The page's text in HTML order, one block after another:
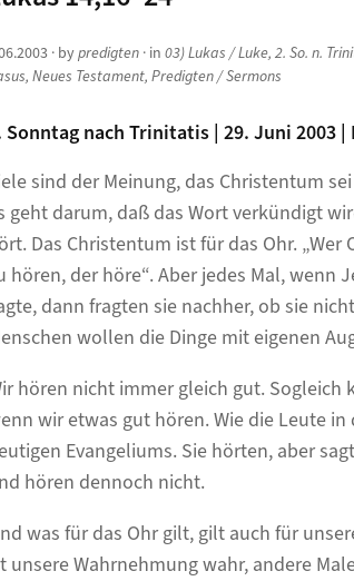
· bypredigten · in 03) Lukas / Luke, 2. So. n.
, Neues Testament, Predigten / Sermons
Sonntag nach Trinitatis | 29. Juni 2003 |
sind der Meinung, das Christentum
geht darum, daß das Wort verkündigt
Das Christentum ist für das Ohr. „Wer
hören, der höre“. Aber jedes Mal, wenn
dann fragten sie nachher, ob sie
wollen die Dinge mit eigenen
hören nicht immer gleich gut.
wir etwas gut hören. Wie die Leute in
Evangeliums. Sie hörten, aber
hören dennoch nicht.
was für das Ohr gilt, gilt auch für
unsere Wahrnehmung wahr, andere